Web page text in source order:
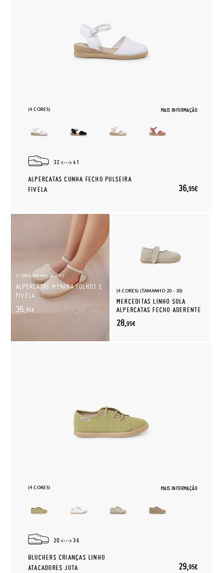
(4 CORES) MAIS INFORMAÇÃO
32 41
ALPERCATAS CUNHA FECHO PULSEIRA
FIVELA
36,95€
(2 CORES) (TAMANHO 22 - 31)
ALPERCATAS MENINA FOLHOS E
FIVELA
36, 95€
(4 CORES) (TAMANHO 20 - 30)
MERCEDITAS LINHO SOLA
ALPERCATAS FECHO ADERENTE
28,95€
(4 CORES) MAIS INFORMAÇÃO
20 36
BLUCHERS CRIANÇAS LINHO
ATACADORES JUTA
29,95€